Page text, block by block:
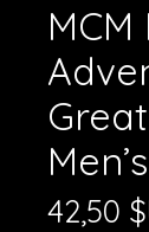
MCM
42,50